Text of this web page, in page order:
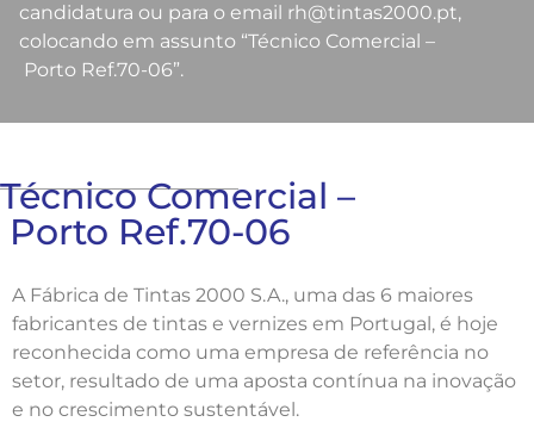
candidatura ou para o email rh@tintas2000.pt,
colocando em assunto “Técnico Comercial –
Porto Ref.70-06”.
Técnico Comercial –
Porto Ref.70-06
A Fábrica de Tintas 2000 S.A., uma das 6 maiores
fabricantes de tintas e vernizes em Portugal, é hoje
reconhecida como uma empresa de referência no
setor, resultado de uma aposta contínua na inovação
e no crescimento sustentável.